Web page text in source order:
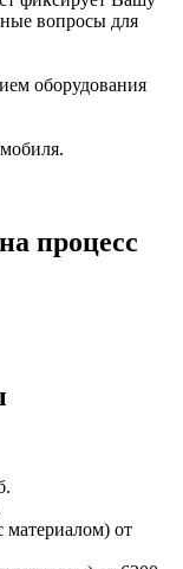
вопросы для
оборудования
процесс
от